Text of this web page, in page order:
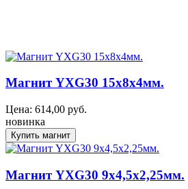
Магнит YXG30 15x8x4мм.
Цена: 614,00 руб.
новинка
Магнит YXG30 9x4,5x2,25мм.